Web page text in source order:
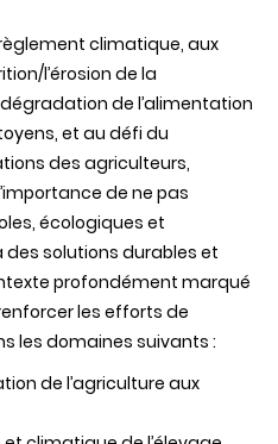
reconduit
nouveau
climatique, aux
l’érosion de la
de l’alimentation
et au défi du
des agriculteurs,
de ne pas
écologiques et
des solutions durables et
profondément marqué
les efforts de
les domaines suivants :
de l’agriculture aux